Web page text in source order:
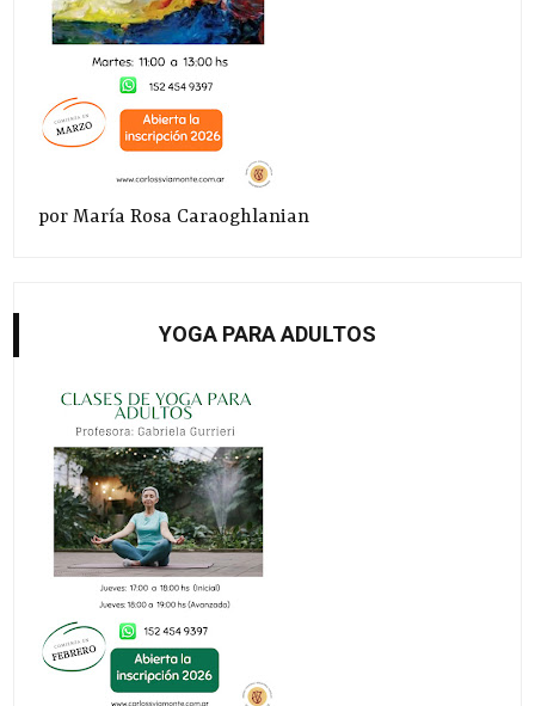
por María Rosa Caraoghlanian
YOGA PARA ADULTOS